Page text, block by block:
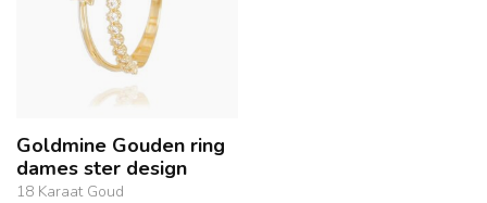
Goldmine Gouden ring
dames ster design
18 Karaat Goud